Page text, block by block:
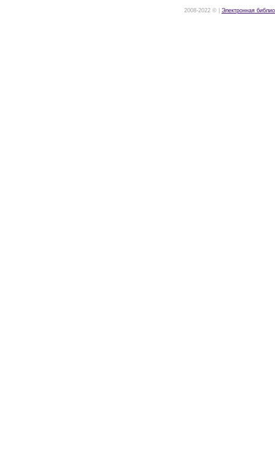
2008-2022 © | Электронная